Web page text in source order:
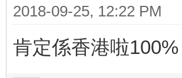
2018-09-25, 12:22 PM
肯定係香港啦100%